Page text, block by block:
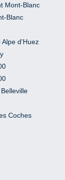
Mont-Blanc
Blanc
Alpe d'Huez
Coches